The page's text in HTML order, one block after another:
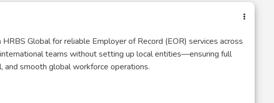
Global for reliable Employer of Record (EOR) services across
teams without setting up local entities—ensuring full
and smooth global workforce operations.